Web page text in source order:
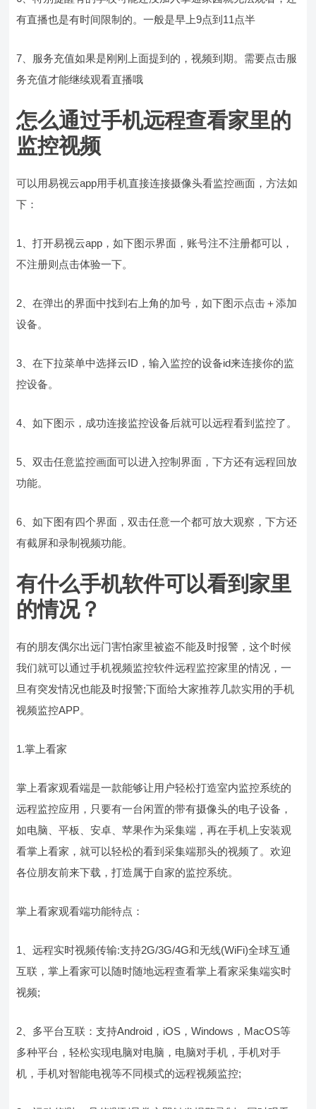
有直播也是有时间限制的。一般是早上9点到11点半
7、服务充值如果是刚刚上面提到的，视频到期。需要点击服
务充值才能继续观看直播哦
怎么通过手机远程查看家里的
监控视频
可以用易视云app用手机直接连接摄像头看监控画面，方法如
下：
1、打开易视云app，如下图示界面，账号注不注册都可以，
不注册则点击体验一下。
2、在弹出的界面中找到右上角的加号，如下图示点击＋添加
设备。
3、在下拉菜单中选择云ID，输入监控的设备id来连接你的监
控设备。
4、如下图示，成功连接监控设备后就可以远程看到监控了。
5、双击任意监控画面可以进入控制界面，下方还有远程回放
功能。
6、如下图有四个界面，双击任意一个都可放大观察，下方还
有截屏和录制视频功能。
有什么手机软件可以看到家里
的情况？
有的朋友偶尔出远门害怕家里被盗不能及时报警，这个时候
我们就可以通过手机视频监控软件远程监控家里的情况，一
旦有突发情况也能及时报警;下面给大家推荐几款实用的手机
视频监控APP。
1.掌上看家
掌上看家观看端是一款能够让用户轻松打造室内监控系统的
远程监控应用，只要有一台闲置的带有摄像头的电子设备，
如电脑、平板、安卓、苹果作为采集端，再在手机上安装观
看掌上看家，就可以轻松的看到采集端那头的视频了。欢迎
各位朋友前来下载，打造属于自家的监控系统。
掌上看家观看端功能特点：
1、远程实时视频传输:支持2G/3G/4G和无线(WiFi)全球互通
互联，掌上看家可以随时随地远程查看掌上看家采集端实时
视频;
2、多平台互联：支持Android，iOS，Windows，MacOS等
多种平台，轻松实现电脑对电脑，电脑对手机，手机对手
机，手机对智能电视等不同模式的远程视频监控;